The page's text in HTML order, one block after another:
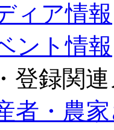
ィア情報
ント情報
登録関
者・農